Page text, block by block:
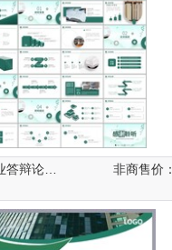
非商售价：